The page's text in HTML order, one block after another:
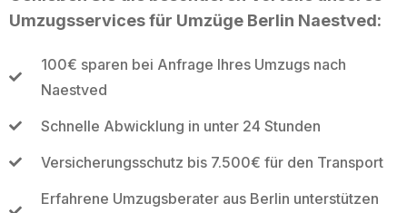
Umzugsservices für Umzüge Berlin Naestved:
100€ sparen bei Anfrage Ihres Umzugs nach
Naestved
Schnelle Abwicklung in unter 24 Stunden
Versicherungsschutz bis 7.500€ für den Transport
Erfahrene Umzugsberater aus Berlin unterstützen